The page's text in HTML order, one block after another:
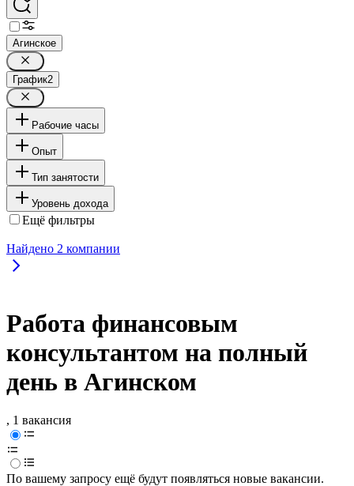
Агинское
График2
Рабочие часы
Опыт
Тип занятости
Уровень дохода
Ещё фильтры
Найдено 2 компании
Работа финансовым
консультантом на полный
день в Агинском
, 1 вакансия
По вашему запросу ещё будут появляться новые вакансии.